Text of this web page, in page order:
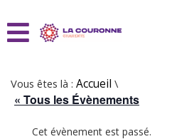
Vous êtes là : Accueil \
« Tous les Évènements
Cet évènement est passé.